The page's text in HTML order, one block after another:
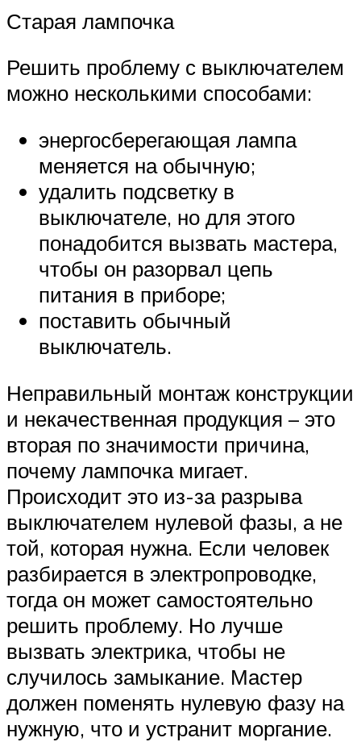
Старая лампочка
Решить проблему с выключателем
можно несколькими способами:
энергосберегающая лампа
меняется на обычную;
удалить подсветку в
выключателе, но для этого
понадобится вызвать мастера,
чтобы он разорвал цепь
питания в приборе;
поставить обычный
выключатель.
Неправильный монтаж конструкции
и некачественная продукция – это
вторая по значимости причина,
почему лампочка мигает.
Происходит это из-за разрыва
выключателем нулевой фазы, а не
той, которая нужна. Если человек
разбирается в электропроводке,
тогда он может самостоятельно
решить проблему. Но лучше
вызвать электрика, чтобы не
случилось замыкание. Мастер
должен поменять нулевую фазу на
нужную, что и устранит моргание.